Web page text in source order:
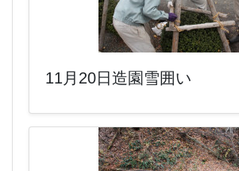
11月20日造園雪囲い